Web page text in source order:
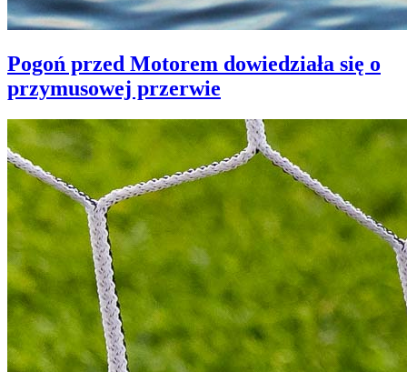
Pogoń przed Motorem dowiedziała się o
przymusowej przerwie